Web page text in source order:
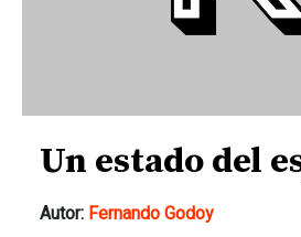
Un estado del
Autor: Fernando Godoy